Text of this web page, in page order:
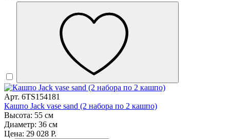
Арт. 6TS154181
Кашпо Jack vase sand (2 набора по 2 кашпо)
Высота: 55 см
Диаметр: 36 см
Цена: 29 028 Р.